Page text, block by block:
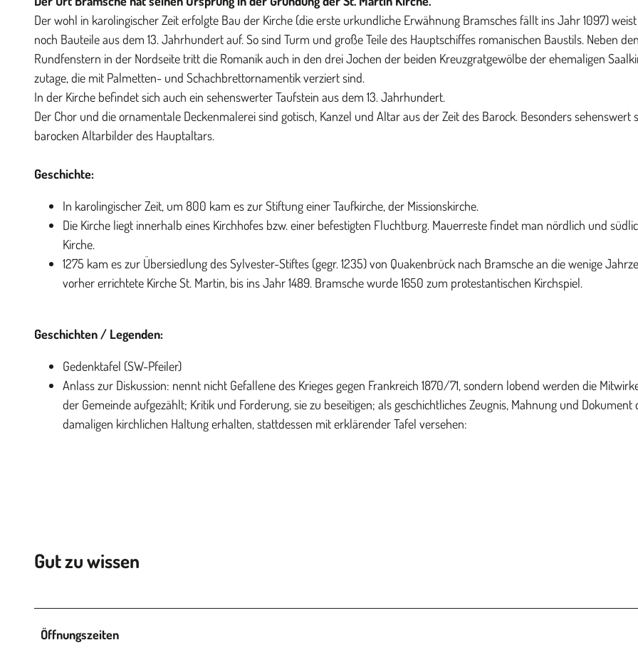
Der wohl in karolingischer Zeit erfolgte Bau der Kirche (die erste urkundliche Erwähnung Bramsches fällt ins Jahr 1097)
noch Bauteile aus dem 13. Jahrhundert auf. So sind Turm und große Teile des Hauptschiffes romanischen Baustils. Neben
Rundfenstern in der Nordseite tritt die Romanik auch in den drei Jochen der beiden Kreuzgratgewölbe der ehemaligen
zutage, die mit Palmetten- und Schachbrettornamentik verziert sind.
In der Kirche befindet sich auch ein sehenswerter Taufstein aus dem 13. Jahrhundert.
Der Chor und die ornamentale Deckenmalerei sind gotisch, Kanzel und Altar aus der Zeit des Barock. Besonders sehenswert
barocken Altarbilder des Hauptaltars.
Geschichte:
In karolingischer Zeit, um 800 kam es zur Stiftung einer Taufkirche, der Missionskirche.
Die Kirche liegt innerhalb eines Kirchhofes bzw. einer befestigten Fluchtburg. Mauerreste findet man nördlich und
Kirche.
1275 kam es zur Übersiedlung des Sylvester-Stiftes (gegr. 1235) von Quakenbrück nach Bramsche an die wenige
vorher errichtete Kirche St. Martin, bis ins Jahr 1489. Bramsche wurde 1650 zum protestantischen Kirchspiel.
Geschichten / Legenden:
Gedenktafel (SW-Pfeiler)
Anlass zur Diskussion: nennt nicht Gefallene des Krieges gegen Frankreich 1870/71, sondern lobend werden die
der Gemeinde aufgezählt; Kritik und Forderung, sie zu beseitigen; als geschichtliches Zeugnis, Mahnung und Dokument
damaligen kirchlichen Haltung erhalten, stattdessen mit erklärender Tafel versehen:
Gut zu wissen
Öffnungszeiten